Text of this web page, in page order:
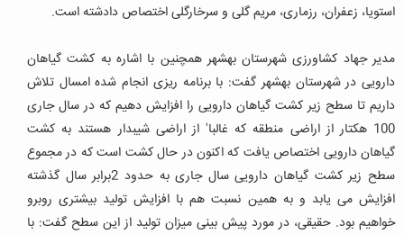
استویا، زعفران، رزماری، مریم گلی و سرخارگلی اختصاص دادشته است.
مدیر جهاد کشاورزی شهرستان بهشهر همچنین با اشاره به کشت گیاهان
دارویی در شهرستان بهشهر گفت: با برنامه ریزی انجام شده امسال تلاش
داریم تا سطح زیر کشت گیاهان دارویی را افزایش دهیم که در سال جاری
100 هکتار از اراضی منطقه که غالبا' از اراضی شیبدار هستند به کشت
گیاهان دارویی اختصاص یافت که اکنون در حال کشت است که در مجموع
سطح زیر کشت گیاهان دارویی سال جاری به حدود 2برابر سال گذشته
افزایش می یابد و به همین نسبت هم با افزایش تولید بیشتری روبرو
خواهیم بود. حقیقی، در مورد پیش بینی میزان تولید از این سطح گفت: با